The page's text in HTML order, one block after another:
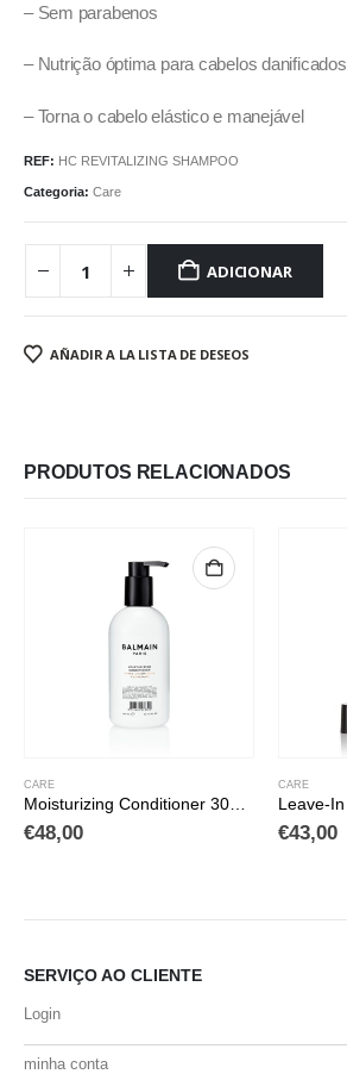
– Sem parabenos
– Nutrição óptima para cabelos danificados
– Torna o cabelo elástico e manejável
REF: HC REVITALIZING SHAMPOO
Categoria: Care
ADICIONAR
AÑADIR A LA LISTA DE DESEOS
PRODUTOS RELACIONADOS
Moisturizing Conditioner 300ml
SERVIÇO AO CLIENTE
Login
minha conta